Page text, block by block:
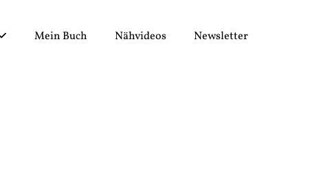
Mein Buch Nähvideos Newsletter